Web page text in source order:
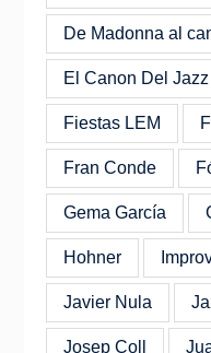
De Madonna al
El Canon Del Jazz
Fiestas LEM
Fran Conde
Gema García
Hohner
Javier Nula
Josep Coll